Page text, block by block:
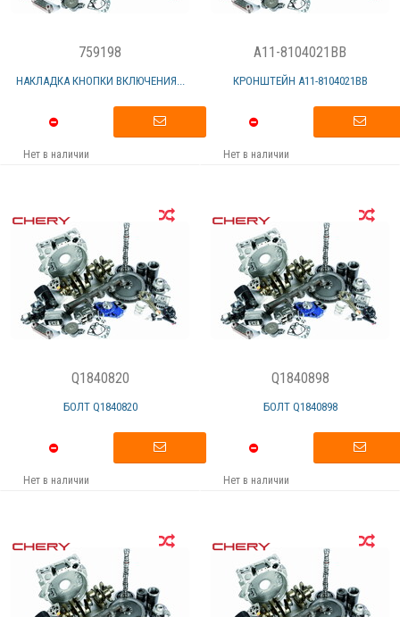
759198
НАКЛАДКА КНОПКИ ВКЛЮЧЕНИЯ...
Нет в наличии
A11-8104021BB
КРОНШТЕЙН А11-8104021ВВ
Нет в наличии
Q1840820
БОЛТ Q1840820
Нет в наличии
Q1840898
БОЛТ Q1840898
Нет в наличии